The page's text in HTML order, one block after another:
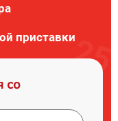
приставки
со